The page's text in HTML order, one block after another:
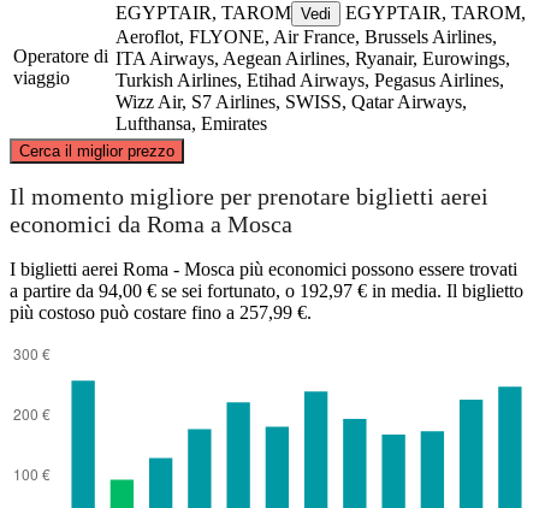
Operatore di
viaggio
EGYPTAIR, TAROM Vedi
EGYPTAIR, TAROM,
Aeroflot, FLYONE, Air France, Brussels Airlines,
ITA Airways, Aegean Airlines, Ryanair, Eurowings,
Turkish Airlines, Etihad Airways, Pegasus Airlines,
Wizz Air, S7 Airlines, SWISS, Qatar Airways,
Lufthansa, Emirates
Cerca il miglior prezzo
Il momento migliore per prenotare biglietti aerei
economici da Roma a Mosca
I biglietti aerei Roma - Mosca più economici possono essere trovati
a partire da 94,00 € se sei fortunato, o 192,97 € in media. Il biglietto
più costoso può costare fino a 257,99 €.